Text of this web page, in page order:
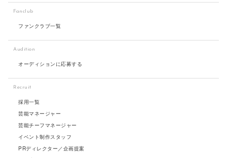
Fanclub
ファンクラブ一覧
Audition
オーディションに応募する
Recruit
採用一覧
芸能マネージャー
芸能チーフマネージャー
イベント制作スタッフ
PRディレクター／企画提案